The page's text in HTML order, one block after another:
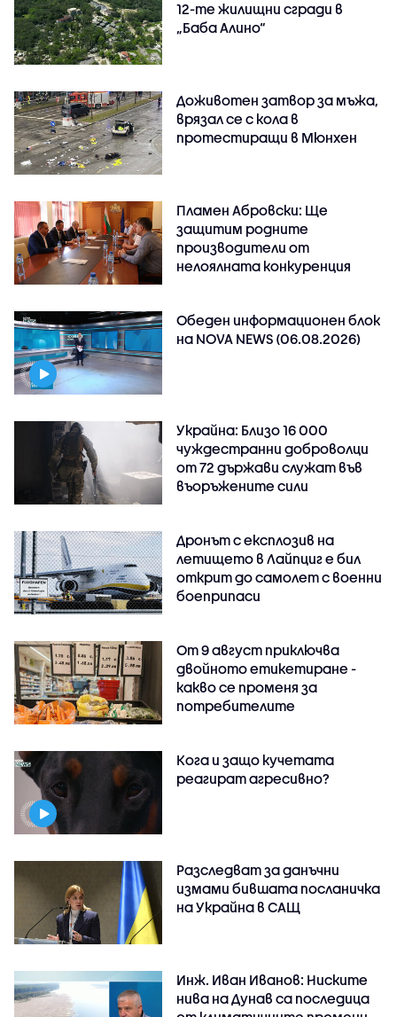
12-те жилищни сгради в
„Баба Алино“
Доживотен затвор за мъжа,
врязал се с кола в
протестиращи в Мюнхен
Пламен Абровски: Ще
защитим родните
производители от
нелоялната конкуренция
Обеден информационен блок
на NOVA NEWS (06.08.2026)
Украйна: Близо 16 000
чуждестранни доброволци
от 72 държави служат във
въоръжените сили
Дронът с експлозив на
летището в Лайпциг е бил
открит до самолет с военни
боеприпаси
От 9 август приключва
двойното етикетиране -
какво се променя за
потребителите
Кога и защо кучетата
реагират агресивно?
Разследват за данъчни
измами бившата посланичка
на Украйна в САЩ
Инж. Иван Иванов: Ниските
нива на Дунав са последица